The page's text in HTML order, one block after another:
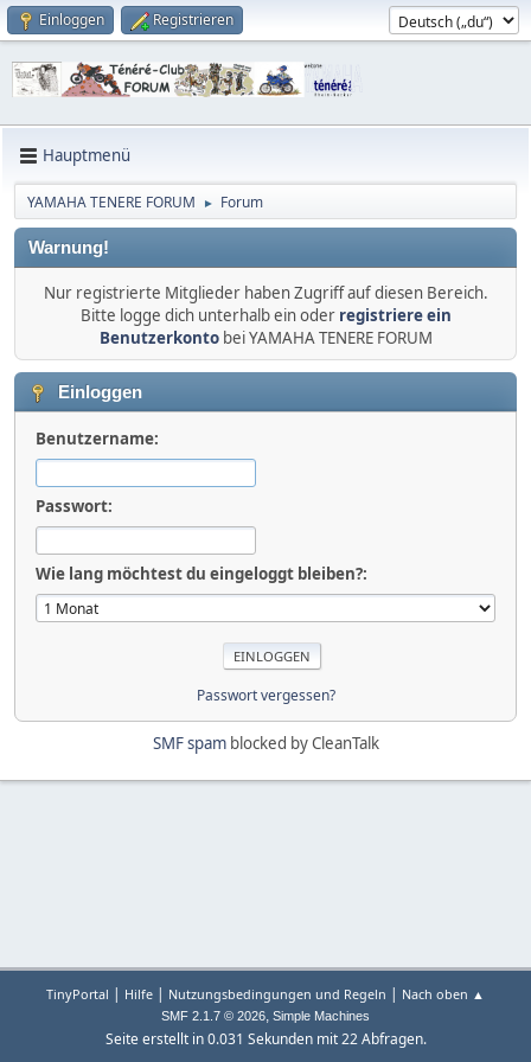
Einloggen Registrieren
Hauptmenü
YAMAHA TENERE FORUM ► Forum
Warnung!
Nur registrierte Mitglieder haben Zugriff auf diesen Bereich.
Bitte logge dich unterhalb ein oder registriere ein
Benutzerkontobei YAMAHA TENERE FORUM
Einloggen
Benutzername:
Passwort:
Wie lang möchtest du eingeloggt bleiben?:
Passwort vergessen?
SMF spamblocked by CleanTalk
TinyPortal | Hilfe | Nutzungsbedingungen und Regeln | Nach oben ▲
SMF 2.1.7 © 2026, Simple Machines
Seite erstellt in 0.031 Sekunden mit 22 Abfragen.